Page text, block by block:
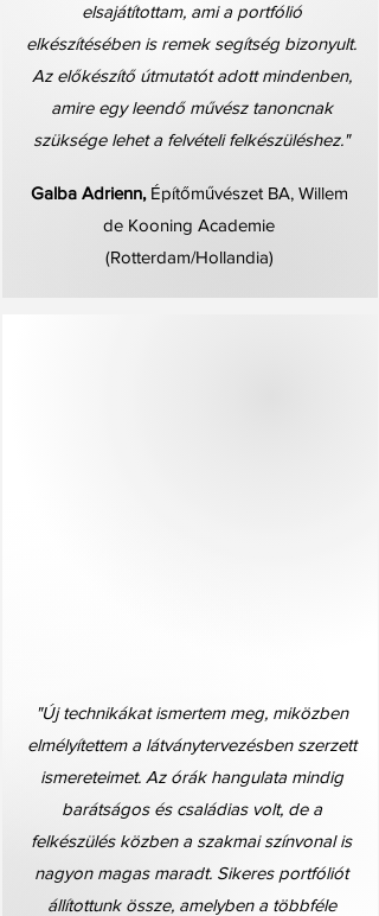
elsajátítottam, ami a portfólió
elkészítésében is remek segítség bizonyult.
Az előkészítő útmutatót adott mindenben,
amire egy leendő művész tanoncnak
szüksége lehet a felvételi felkészüléshez."
Galba Adrienn, Építőművészet BA, Willem
de Kooning Academie
(Rotterdam/Hollandia)
"Új technikákat ismertem meg, miközben
elmélyítettem a látványtervezésben szerzett
ismereteimet. Az órák hangulata mindig
barátságos és családias volt, de a
felkészülés közben a szakmai színvonal is
nagyon magas maradt. Sikeres portfóliót
állítottunk össze, amelyben a többféle